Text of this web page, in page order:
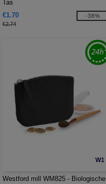
Tas
€1.70
€2.74
-38%
W1
Westford mill WM825 - Biologische